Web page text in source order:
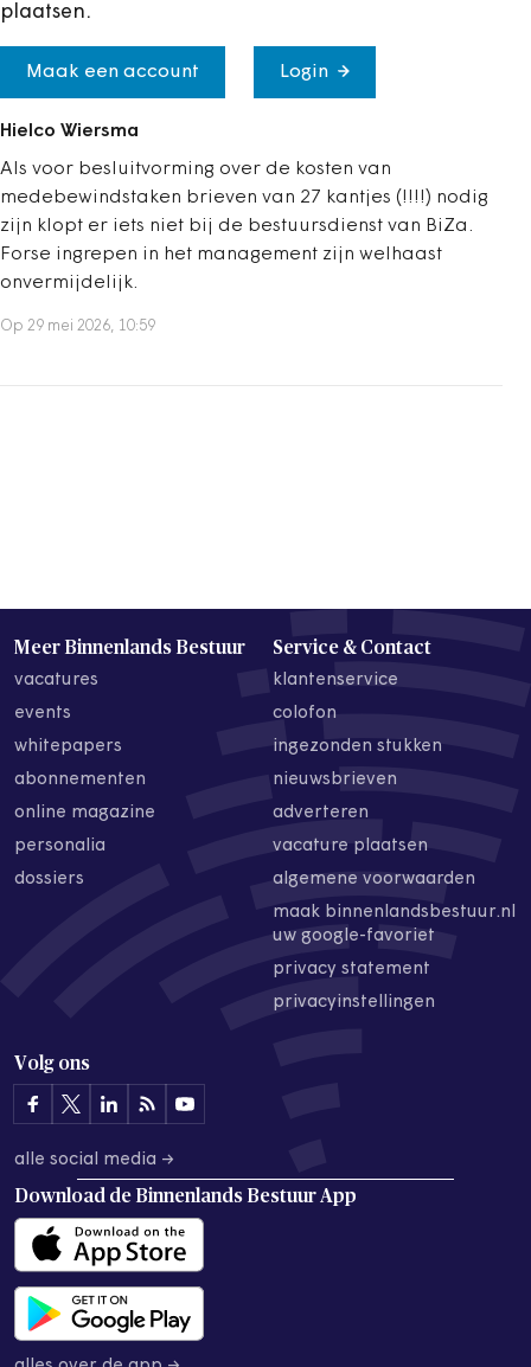
plaatsen.
Maak een account Login
Hielco Wiersma
Als voor besluitvorming over de kosten van
medebewindstaken brieven van 27 kantjes (!!!!) nodig
zijn klopt er iets niet bij de bestuursdienst van BiZa.
Forse ingrepen in het management zijn welhaast
onvermijdelijk.
Op 29 mei 2026, 10:59
Meer Binnenlands Bestuur
vacatures
events
whitepapers
abonnementen
online magazine
personalia
dossiers
Service & Contact
klantenservice
colofon
ingezonden stukken
nieuwsbrieven
adverteren
vacature plaatsen
algemene voorwaarden
maak binnenlandsbestuur.nl
uw google-favoriet
privacy statement
privacyinstellingen
Volg ons
alle social media →
Download de Binnenlands Bestuur App